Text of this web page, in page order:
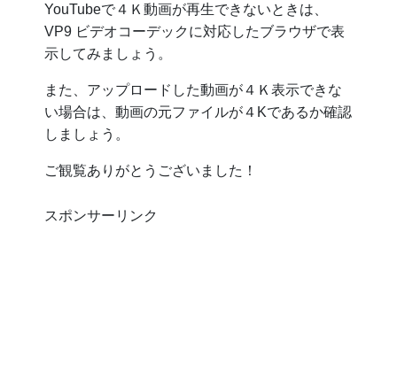
YouTubeで４Ｋ動画が再生できないときは、
VP9 ビデオコーデックに対応したブラウザで表
示してみましょう。
また、アップロードした動画が４Ｋ表示できな
い場合は、動画の元ファイルが４Kであるか確認
しましょう。
ご観覧ありがとうございました！
スポンサーリンク